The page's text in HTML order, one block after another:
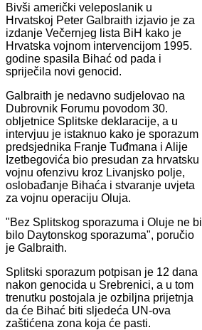
Bivši američki veleposlanik u
Hrvatskoj Peter Galbraith izjavio je za
izdanje Večernjeg lista BiH kako je
Hrvatska vojnom intervencijom 1995.
godine spasila Bihać od pada i
spriječila novi genocid.
Galbraith je nedavno sudjelovao na
Dubrovnik Forumu povodom 30.
obljetnice Splitske deklaracije, a u
intervjuu je istaknuo kako je sporazum
predsjednika Franje Tuđmana i Alije
Izetbegovića bio presudan za hrvatsku
vojnu ofenzivu kroz Livanjsko polje,
oslobađanje Bihaća i stvaranje uvjeta
za vojnu operaciju Oluja.
"Bez Splitskog sporazuma i Oluje ne bi
bilo Daytonskog sporazuma", poručio
je Galbraith.
Splitski sporazum potpisan je 12 dana
nakon genocida u Srebrenici, a u tom
trenutku postojala je ozbiljna prijetnja
da će Bihać biti sljedeća UN-ova
zaštićena zona koja će pasti.